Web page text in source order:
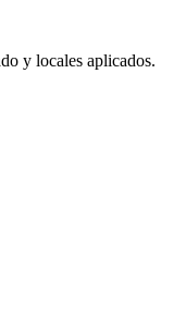
y locales aplicados.